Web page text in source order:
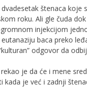
štenaca koje
roku. Ali gle čuda
injekcijom
baca preko
odgovor da
je da će i mene
kada je već i zadnji